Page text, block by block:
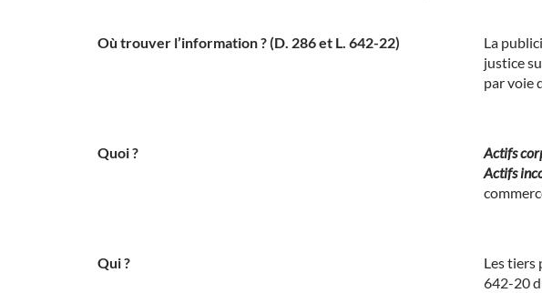
Où trouver l’information ? (D. 286 et L. 642-22)
La
justice
par voie
Quoi ? Actifs
Actifs
Qui ? Les
642-20